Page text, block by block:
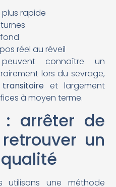
rapide
réel au réveil
connaître un
lors du sevrage,
transitoireet largement
à moyen terme.
: arrêter de
un
utilisons une méthode